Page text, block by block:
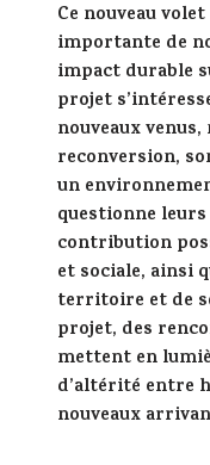
Ce nouveau
importante de
impact durable
projet
nouveaux
reconversion,
un
questionne
contribution
et sociale, ainsi
territoire et de
projet, des
mettent en
d’altérité entre
nouveaux